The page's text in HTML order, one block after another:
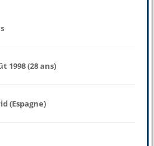
1998 (28 ans)
(Espagne)